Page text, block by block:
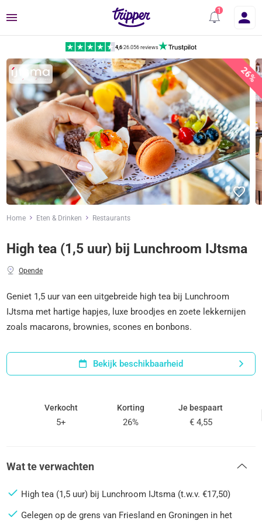
Menu
4,6|26.056 reviews
26%
Home Eten & Drinken Restaurants
High tea (1,5 uur) bij Lunchroom IJtsma
Opende
Geniet 1,5 uur van een uitgebreide high tea bij Lunchroom
IJtsma met hartige hapjes, luxe broodjes en zoete lekkernijen
zoals macarons, brownies, scones en bonbons.
Bekijk beschikbaarheid
Verkocht
5+
Korting
26%
Je bespaart
€ 4,55
Wat te verwachten
High tea (1,5 uur) bij Lunchroom IJtsma (t.w.v. €17,50)
Gelegen op de grens van Friesland en Groningen in het